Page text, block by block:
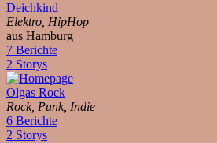
Deichkind
Elektro, HipHop
aus Hamburg
7 Berichte
2 Storys
Olgas Rock
Rock, Punk, Indie
6 Berichte
2 Storys